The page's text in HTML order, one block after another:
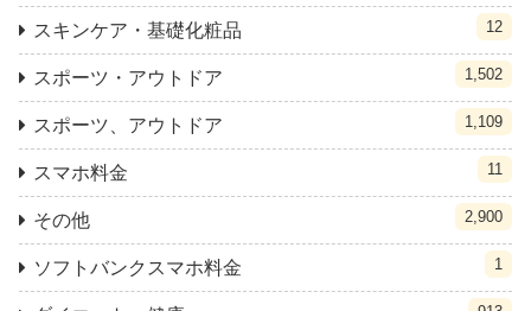
スキンケア・基礎化粧品 12
スポーツ・アウトドア 1,502
スポーツ、アウトドア 1,109
スマホ料金 11
その他 2,900
ソフトバンクスマホ料金 1